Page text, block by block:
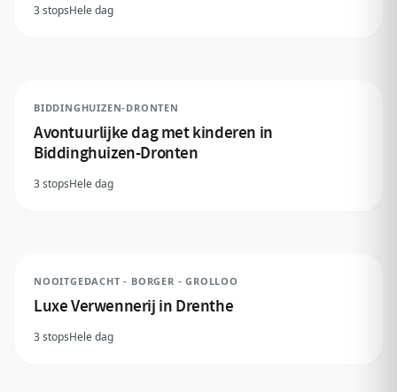
3 stopsHele dag
BIDDINGHUIZEN-DRONTEN
Avontuurlijke dag met kinderen in
Biddinghuizen-Dronten
3 stopsHele dag
NOOITGEDACHT - BORGER - GROLLOO
Luxe Verwennerij in Drenthe
3 stopsHele dag